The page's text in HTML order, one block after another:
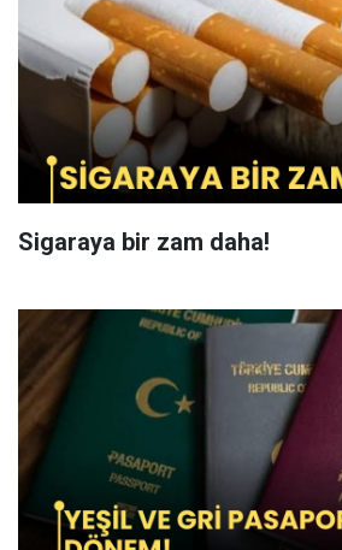
Sigaraya bir zam daha!